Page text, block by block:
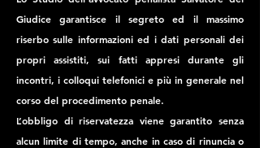
Giudice garantisce il segreto ed il massimo
riserbo sulle informazioni ed i dati personali dei
propri assistiti, sui fatti appresi durante gli
incontri, i colloqui telefonici e più in generale nel
corso del procedimento penale.
L’obbligo di riservatezza viene garantito senza
alcun limite di tempo, anche in caso di rinuncia o